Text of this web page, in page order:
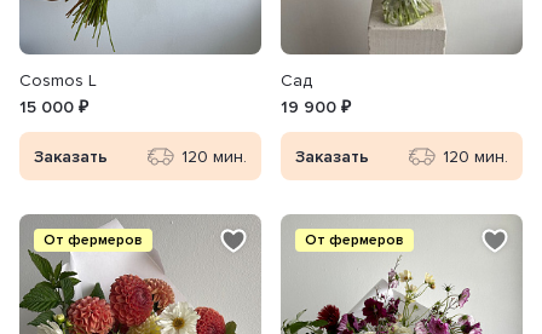
Сosmos L
15 000 ₽
Заказать 120 мин.
Сад
19 900 ₽
Заказать 120 мин.
От фермеров От фермеров